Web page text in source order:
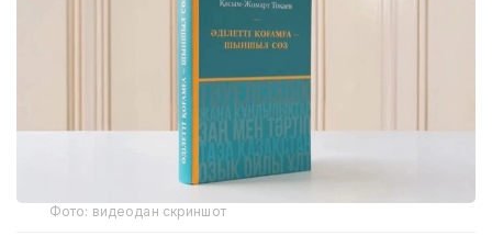
Фото: видеодан скриншот